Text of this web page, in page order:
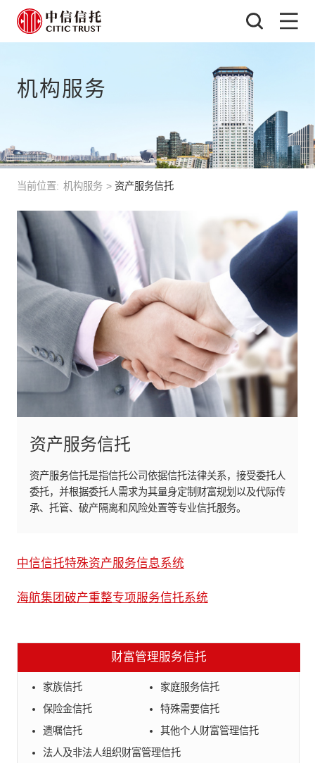
机构服务
当前位置: 机构服务 > 资产服务信托
资产服务信托
资产服务信托是指信托公司依据信托法律关系，接受委托人
委托，并根据委托人需求为其量身定制财富规划以及代际传
承、托管、破产隔离和风险处置等专业信托服务。
中信信托特殊资产服务信息系统
海航集团破产重整专项服务信托系统
财富管理服务信托
家族信托
家庭服务信托
保险金信托
特殊需要信托
遗嘱信托
其他个人财富管理信托
法人及非法人组织财富管理信托